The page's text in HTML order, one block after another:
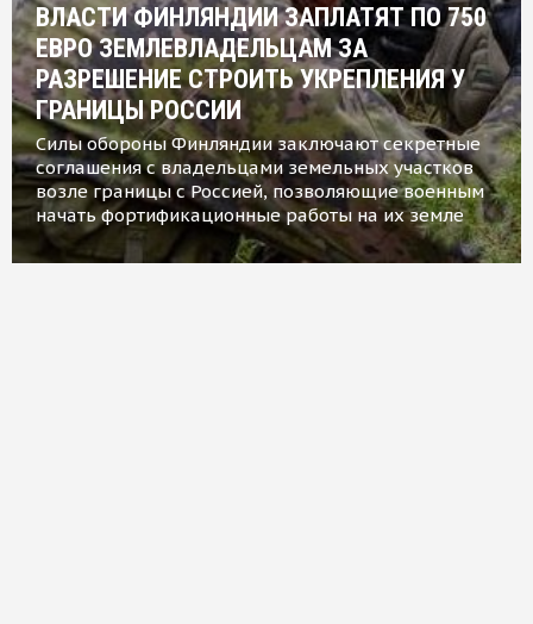
ВЛАСТИ ФИНЛЯНДИИ ЗАПЛАТЯТ ПО 750
ЕВРО ЗЕМЛЕВЛАДЕЛЬЦАМ ЗА
РАЗРЕШЕНИЕ СТРОИТЬ УКРЕПЛЕНИЯ У
ГРАНИЦЫ РОССИИ
Силы обороны Финляндии заключают секретные
соглашения с владельцами земельных участков
возле границы с Россией, позволяющие военным
начать фортификационные работы на их земле